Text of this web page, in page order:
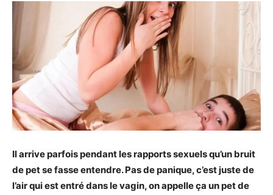
Il arrive parfois pendant les rapports sexuels qu’un bruit
de petse fasse entendre. Pas de panique, c’est juste de
l’air qui est entré dans le vagin, on appelle ça un pet de